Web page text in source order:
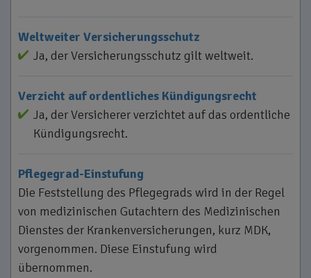
Weltweiter Versicherungsschutz
Ja, der Versicherungsschutz gilt weltweit.
Verzicht auf ordentliches Kündigungsrecht
Ja, der Versicherer verzichtet auf das ordentliche
Kündigungsrecht.
Pflegegrad-Einstufung
Die Feststellung des Pflegegrads wird in der Regel
von medizinischen Gutachtern des Medizinischen
Dienstes der Krankenversicherungen, kurz MDK,
vorgenommen. Diese Einstufung wird
übernommen.